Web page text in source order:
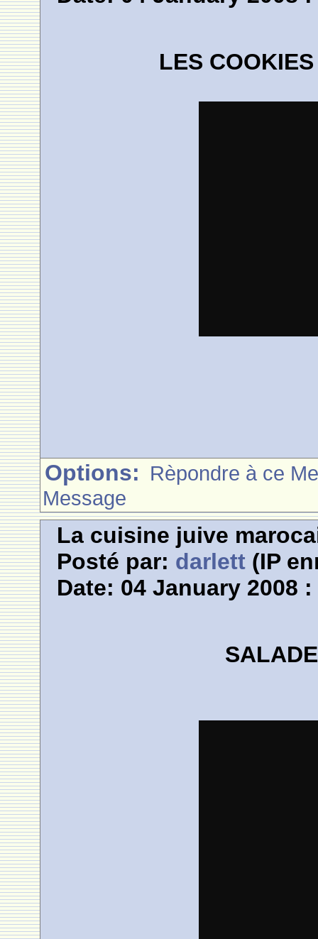
LES
Options: Rèpondre à ce
Message
La cuisine juive
Posté par: darlett (IP
Date: 04 January 2008 :